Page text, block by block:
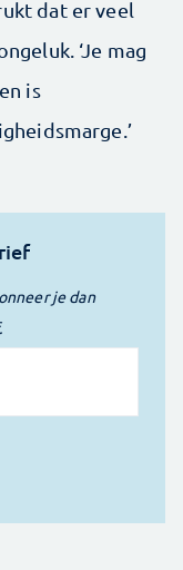
dat er veel
‘Je mag
is
je dan